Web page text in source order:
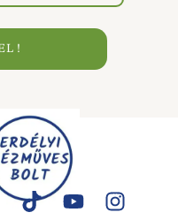
!